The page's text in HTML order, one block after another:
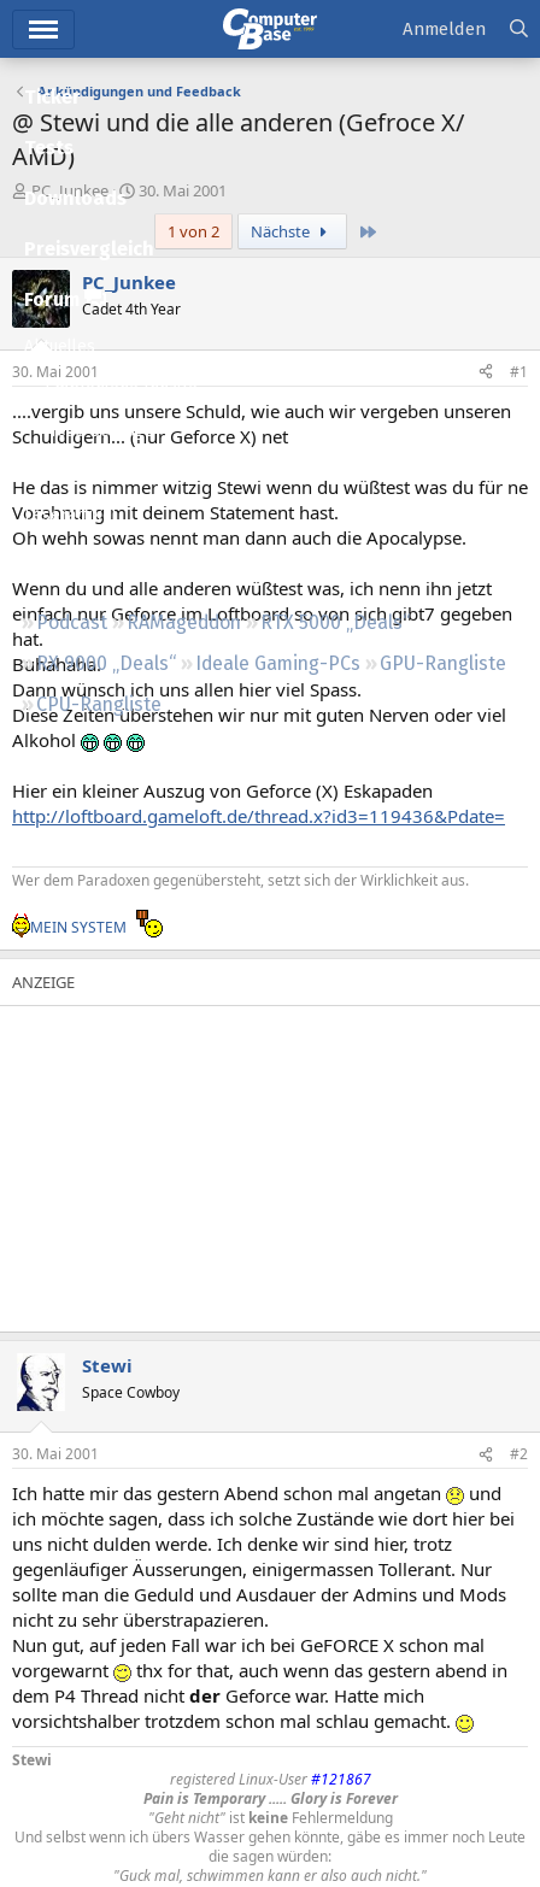
Ticker
Tests
Downloads
Forum
Aktuelles
Empfohlene Inhalte
Neue Beiträge
Leserartikel
Podcast RAMageddon
RTX 5000 „Deals“
RX 9000 „Deals“
Ideale Gaming-PCs
GPU-Rangliste
CPU-Rangliste
Anmelden
Ankündigungen und Feedback
@ Stewi und die alle anderen (Gefroce X/
AMD)
E
t
e
l
l
e
PC_Junkee
E
t
e
l
l
m
30. Mai 2001
1 von 2
Nächste
PC_Junkee
Cadet 4th Year
30. Mai 2001 #1
....vergib uns unsere Schuld, wie auch wir vergeben unseren
Schuldigern... (nur Geforce X) net
He das is nimmer witzig Stewi wenn du wüßtest was du für ne
Vorahnung mit deinem Statement hast.
Oh wehh sowas nennt man dann auch die Apocalypse.
Wenn du und alle anderen wüßtest was, ich nenn ihn jetzt
einfach nur Geforce im Loftboard so von sich gibt7 gegeben
hat.
Buhahaha.
Dann wünsch ich uns allen hier viel Spass.
Diese Zeiten überstehen wir nur mit guten Nerven oder viel
Alkohol
Hier ein kleiner Auszug von Geforce (X) Eskapaden
http://loftboard.gameloft.de/thread.x?id3=119436&Pdate=
Wer dem Paradoxen gegenübersteht, setzt sich der Wirklichkeit aus.
MEIN SYSTEM
Stewi
Space Cowboy
30. Mai 2001 #2
Ich hatte mir das gestern Abend schon mal angetan
und
ich möchte sagen, dass ich solche Zustände wie dort hier bei
uns nicht dulden werde. Ich denke wir sind hier, trotz
gegenläufiger Äusserungen, einigermassen Tollerant. Nur
sollte man die Geduld und Ausdauer der Admins und Mods
nicht zu sehr überstrapazieren.
Nun gut, auf jeden Fall war ich bei GeFORCE X schon mal
vorgewarnt
thx for that, auch wenn das gestern abend in
dem P4 Thread nicht der Geforce war. Hatte mich
vorsichtshalber trotzdem schon mal schlau gemacht.
Stewi
registered Linux-User#121867
Pain is Temporary ..... Glory is Forever
"Geht nicht"ist keineFehlermeldung
Und selbst wenn ich übers Wasser gehen könnte, gäbe es immer noch Leute
die sagen würden:
"Guck mal, schwimmen kann er also auch nicht."